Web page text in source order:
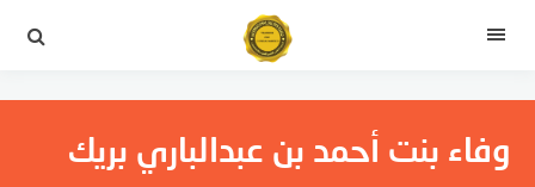
القائمة
وفاء بنت أحمد بن عبدالباري بريك